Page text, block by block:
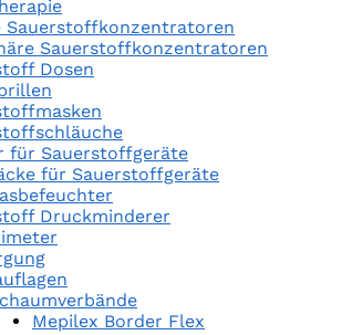
Sauerstoffkonzentratoren
Sauerstoffkonzentratoren
Dosen
für Sauerstoffgeräte
für Sauerstoffgeräte
Druckminderer
Mepilex Border Flex